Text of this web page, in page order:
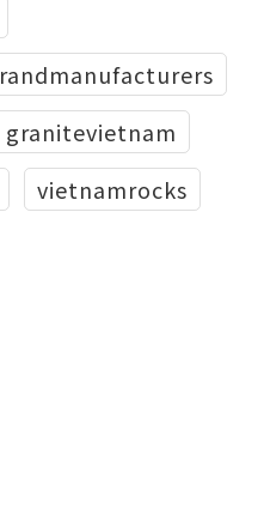
granitevietnam
vietnamrocks